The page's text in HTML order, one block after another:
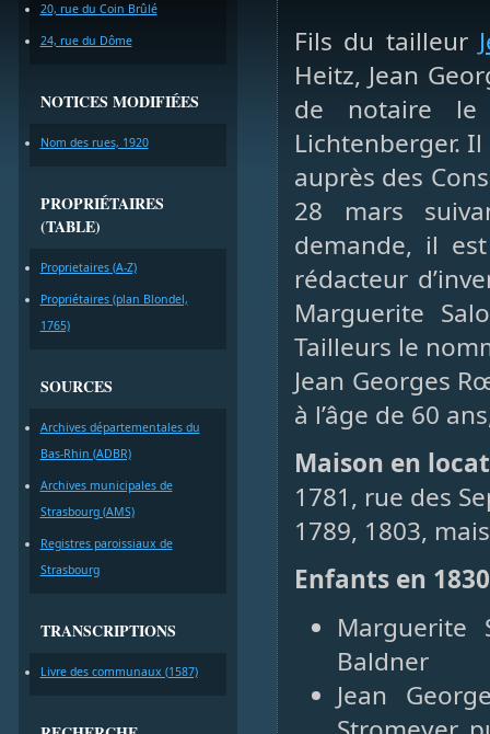
20, rue du Coin Brûlé
24, rue du Dôme
NOTICES MODIFIÉES
Nom des rues, 1920
PROPRIÉTAIRES
(TABLE)
Proprietaires (A-Z)
Propriétaires (plan Blondel,
1765)
SOURCES
Archives départementales du
Bas-Rhin (ADBR)
Archives municipales de
Strasbourg (AMS)
Registres paroissiaux de
Strasbourg
TRANSCRIPTIONS
Livre des communaux (1587)
Fils du tailleur
Heitz, Jean
de notaire le
Lichtenberger.
auprès des
28 mars
demande, il
rédacteur
Marguerite
Tailleurs le
Jean Georges
à l’âge de 60
Maison en
1781, rue des
1789, 1803,
Enfants en 1830
Marguerite
Baldner
Jean